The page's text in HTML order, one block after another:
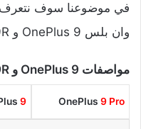
في موضوعنا سوف
وان بلس OnePlus 9 و OnePlus 9R و OnePlus 9 Pro.
مواصفات OnePlus 9 و OnePlus 9R و OnePlus 9 Pro
OnePlus 9 Pro
9